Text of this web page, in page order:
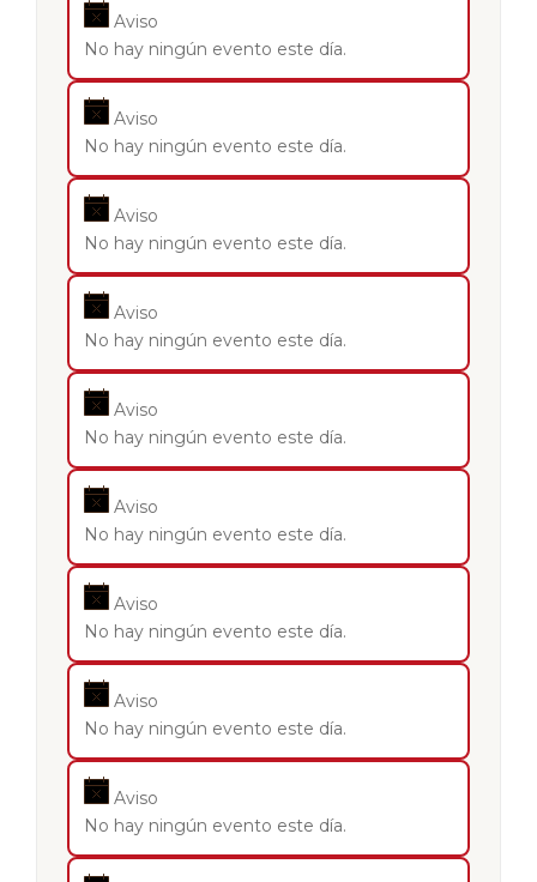
Aviso
No hay ningún evento este día.
Aviso
No hay ningún evento este día.
Aviso
No hay ningún evento este día.
Aviso
No hay ningún evento este día.
Aviso
No hay ningún evento este día.
Aviso
No hay ningún evento este día.
Aviso
No hay ningún evento este día.
Aviso
No hay ningún evento este día.
Aviso
No hay ningún evento este día.